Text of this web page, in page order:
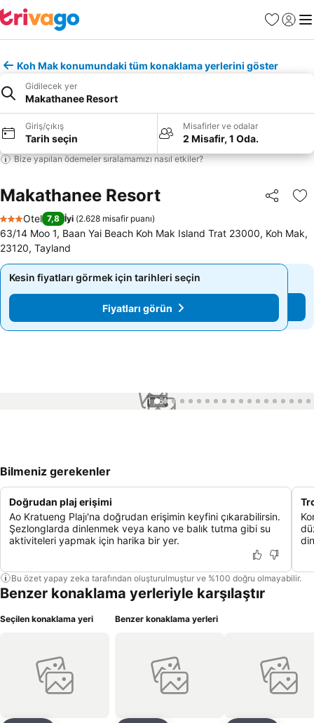
Favoriler
Giriş
Koh Mak konumundaki tüm konaklama yerlerini göster
Gidilecek yer
Makathanee Resort
Giriş/çıkış
Tarih seçin
Misafirler ve odalar
2 Misafir, 1 Oda.
Bize yapılan ödemeler sıralamamızı nasıl etkiler?
Makathanee Resort Paylaş
3 Yıldız
Otel 7,8 İyi (2.628 misafir puanı)
63/14 Moo 1, Baan Yai Beach Koh Mak Island Trat 23000, Koh Mak,
23120, Tayland
Kesin fiyatları görmek için tarihleri seçin
Fiyatları görün
Kesin fiyatları görmek için tarihleri seçin
Fiyatları görün
1 / 61
Bilmeniz gerekenler
Doğrudan plaj erişimi
Ao Kratueng Plajı'na doğrudan erişimin keyfini çıkarabilirsin.
Şezlonglarda dinlenmek veya kano ve balık tutma gibi su
aktiviteleri yapmak için harika bir yer.
Bu özet yapay zeka tarafından oluşturulmuştur ve %100 doğru olmayabilir.
Benzer konaklama yerleriyle karşılaştır
Seçilen konaklama yeri Benzer konaklama yerleri